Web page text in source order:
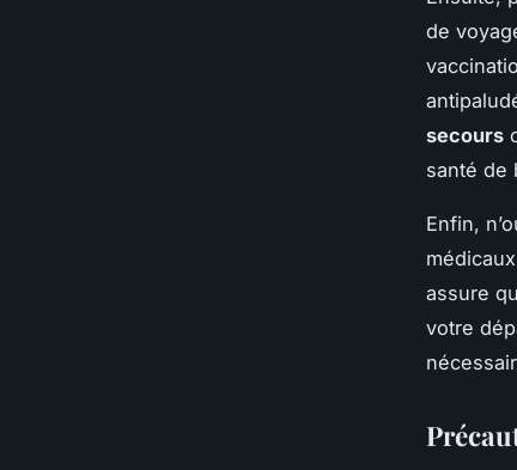
de
secours
santé de
Enfin,
assure
votre